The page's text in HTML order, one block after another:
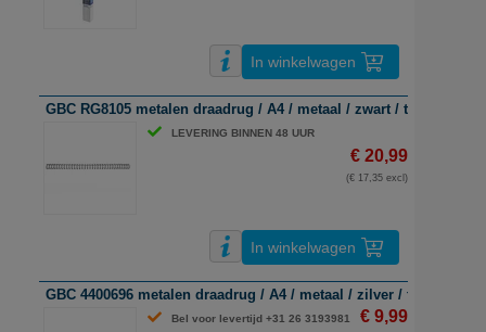
In winkelwagen
GBC RG8105 metalen draadrug / A4 / metaal / zwart / tot 70 vel /
LEVERING BINNEN 48 UUR
€ 20,99
(€ 17,35 excl)
In winkelwagen
GBC 4400696 metalen draadrug / A4 / metaal / zilver / tot 70 vel /
Bel voor levertijd +31 26 3193981 € 9,99